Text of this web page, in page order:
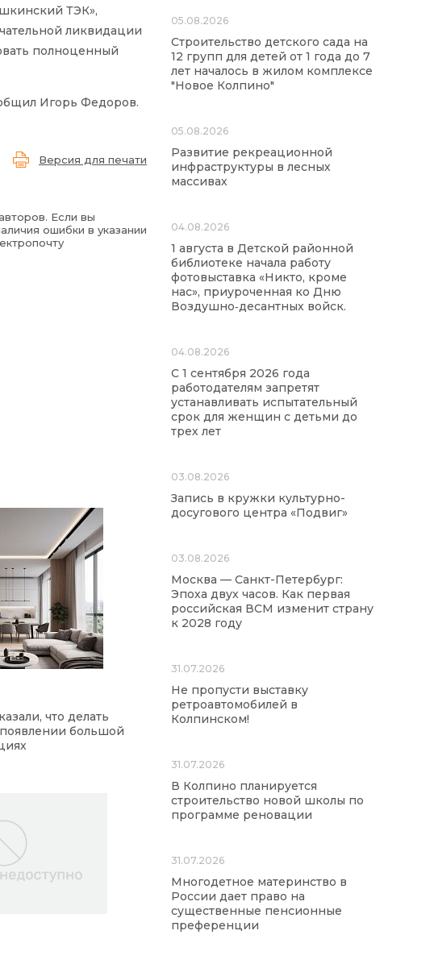
ТЭК»,
ликвидации
полноценный
Игорь Федоров.
Версия для печати
Если вы
ошибки в указании
что делать
большой
05.08.2026
Строительство детского сада на
12 групп для детей от 1 года до 7
лет началось в жилом комплексе
"Новое Колпино"
05.08.2026
Развитие рекреационной
инфраструктуры в лесных
массивах
04.08.2026
1 августа в Детской районной
библиотеке начала работу
фотовыставка «Никто, кроме
нас», приуроченная ко Дню
Воздушно‑десантных войск.
04.08.2026
С 1 сентября 2026 года
работодателям запретят
устанавливать испытательный
срок для женщин с детьми до
трех лет
03.08.2026
Запись в кружки культурно-
досугового центра «Подвиг»
03.08.2026
Москва — Санкт-Петербург:
Эпоха двух часов. Как первая
российская ВСМ изменит страну
к 2028 году
31.07.2026
Не пропусти выставку
ретроавтомобилей в
Колпинском!
31.07.2026
В Колпино планируется
строительство новой школы по
программе реновации
31.07.2026
Многодетное материнство в
России дает право на
существенные пенсионные
преференции